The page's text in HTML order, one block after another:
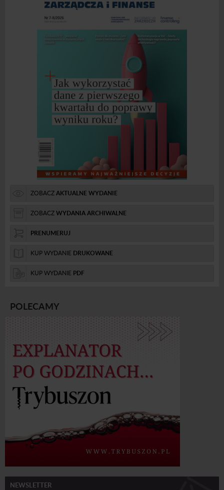
ZOBACZAKTUALNE WYDANIE
ZOBACZWYDANIA ARCHIWALNE
PRENUMERUJ
KUP WYDANIE DRUKOWANE
KUP WYDANIE PDF
POLECAMY
NEWSLETTER